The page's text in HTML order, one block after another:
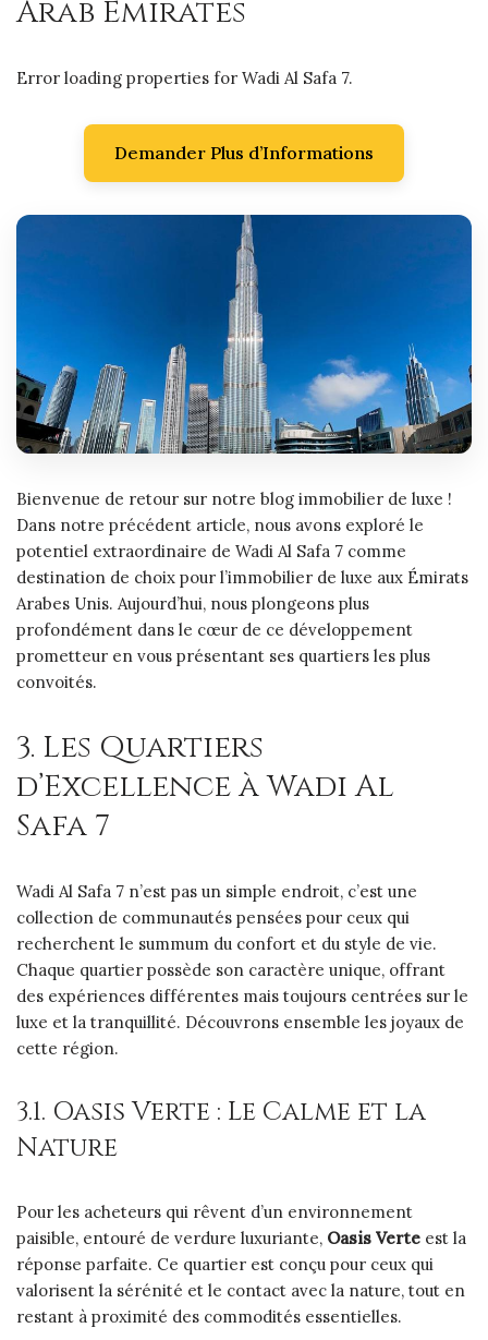
Arab Emirates
Error loading properties for Wadi Al Safa 7.
Demander Plus d’Informations
Bienvenue de retour sur notre blog immobilier de luxe !
Dans notre précédent article, nous avons exploré le
potentiel extraordinaire de Wadi Al Safa 7 comme
destination de choix pour l’immobilier de luxe aux Émirats
Arabes Unis. Aujourd’hui, nous plongeons plus
profondément dans le cœur de ce développement
prometteur en vous présentant ses quartiers les plus
convoités.
3. Les Quartiers
d’Excellence à Wadi Al
Safa 7
Wadi Al Safa 7 n’est pas un simple endroit, c’est une
collection de communautés pensées pour ceux qui
recherchent le summum du confort et du style de vie.
Chaque quartier possède son caractère unique, offrant
des expériences différentes mais toujours centrées sur le
luxe et la tranquillité. Découvrons ensemble les joyaux de
cette région.
3.1. Oasis Verte : Le Calme et la
Nature
Pour les acheteurs qui rêvent d’un environnement
paisible, entouré de verdure luxuriante, Oasis Verte est la
réponse parfaite. Ce quartier est conçu pour ceux qui
valorisent la sérénité et le contact avec la nature, tout en
restant à proximité des commodités essentielles.